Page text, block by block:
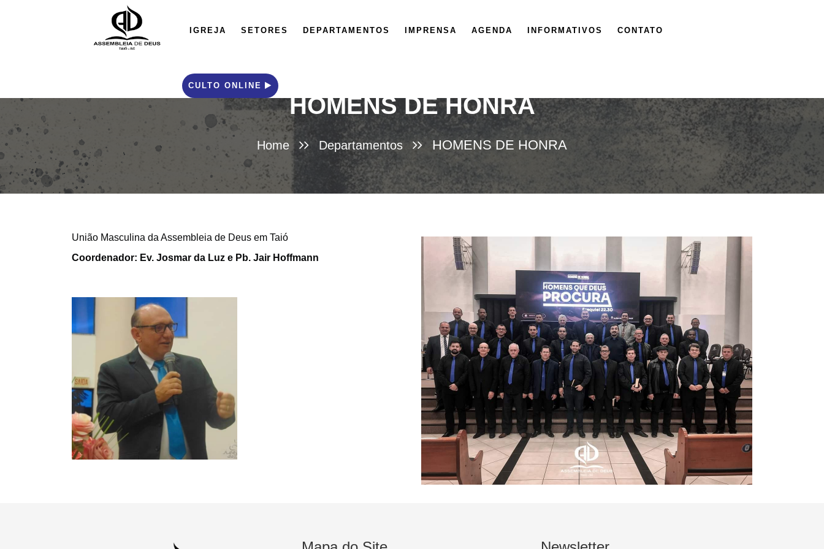
IGREJA SETORES DEPARTAMENTOS IMPRENSA AGENDA INFORMATIVOS CONTATO
CULTO ONLINE
HOMENS DE HONRA
Home Departamentos HOMENS DE HONRA
União Masculina da Assembleia de Deus em Taió
Coordenador: Ev. Josmar da Luz e Pb. Jair Hoffmann